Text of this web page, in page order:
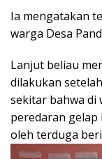
Ia mengatakan
warga Desa
Lanjut beliau
dilakukan
sekitar bahwa di
peredaran
oleh terduga